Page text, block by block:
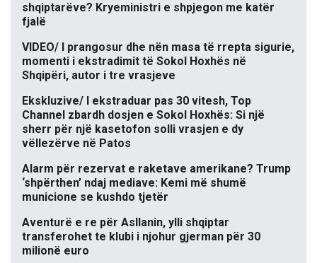
shqiptarëve? Kryeministri e shpjegon me katër
fjalë
VIDEO/ I prangosur dhe nën masa të rrepta sigurie,
momenti i ekstradimit të Sokol Hoxhës në
Shqipëri, autor i tre vrasjeve
Ekskluzive/ I ekstraduar pas 30 vitesh, Top
Channel zbardh dosjen e Sokol Hoxhës: Si një
sherr për një kasetofon solli vrasjen e dy
vëllezërve në Patos
Alarm për rezervat e raketave amerikane? Trump
‘shpërthen’ ndaj mediave: Kemi më shumë
municione se kushdo tjetër
Aventurë e re për Asllanin, ylli shqiptar
transferohet te klubi i njohur gjerman për 30
milionë euro